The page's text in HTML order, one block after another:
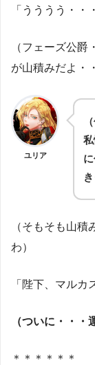
「うううう・・
（フェーズ公
が山積みだよ・
ユリア
（そもそも山
わ）
「陛下、マルカ
（ついに・・・
＊＊＊＊＊＊